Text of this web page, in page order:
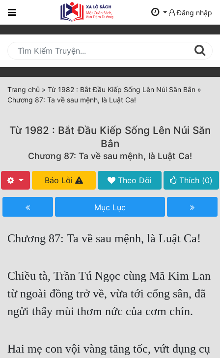
Trang
Mới
Cập
Nhật
(current)
Thể Loại
Truyện Mới Ra
Hoàn Thành
Free
Truyện Convert
Truyện Dịch
Truyện Nhập Môn
Xa Lộ Dịch
Đăng nhập
Trang chủ » Từ 1982 : Bắt Đầu Kiếp Sống Lên Núi Săn Bắn »
Chương 87: Ta về sau mệnh, là Luật Ca!
Từ 1982 : Bắt Đầu Kiếp Sống Lên Núi Săn
Bắn
Chương 87: Ta về sau mệnh, là Luật Ca!
Báo Lỗi Theo Dõi Thích (0)
Mục Lục
Chương 87: Ta về sau mệnh, là Luật Ca!
Chiều tà, Trần Tú Ngọc cùng Mã Kim Lan
từ ngoài đồng trở về, vừa tới cổng sân, đã
ngửi thấy mùi thơm nức của cơm chín.
Hai mẹ con vội vàng tăng tốc, vứt dụng cụ